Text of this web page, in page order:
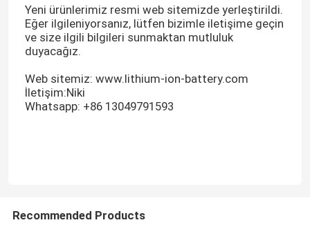
Yeni ürünlerimiz resmi web sitemizde yerleştirildi.
Eğer ilgileniyorsanız, lütfen bizimle iletişime geçin
ve size ilgili bilgileri sunmaktan mutluluk
duyacağız.
Web sitemiz: www.lithium-ion-battery.com
İletişim:Niki
Whatsapp: +86 13049791593
Recommended Products